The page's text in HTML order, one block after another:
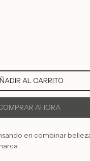
AL CARRITO
AHORA
en combinar